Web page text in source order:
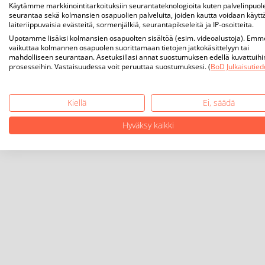
Käytämme markkinointitarkoituksiin seurantateknologioita kuten
seurantaa sekä kolmansien osapuolien palveluita, joiden kautta voidaan
laiteriippuvaisia evästeitä, sormenjälkiä, seurantapikseleitä ja IP-osoitteita.
Upotamme lisäksi kolmansien osapuolten sisältöä (esim. videoalustoja).
vaikuttaa kolmannen osapuolen suorittamaan tietojen jatkokäsittelyyn tai
mahdolliseen seurantaan. Asetuksillasi annat suostumuksen edellä
prosesseihin. Vastaisuudessa voit peruuttaa suostumuksesi. (BoD
Kiellä
Ei, säädä
Hyväksy kaikki